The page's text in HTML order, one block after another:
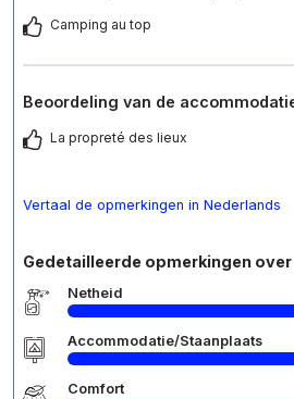
Camping au top
Beoordeling van de
La propreté des lieux
Vertaal de opmerkingen in Nederlands
Gedetailleerde opmerkingen
Netheid
Accommodatie/Staanplaats
Comfort